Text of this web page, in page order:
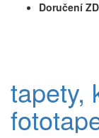
Doručení
tapety,